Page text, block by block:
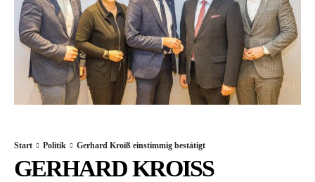
Start Politik Gerhard Kroiß einstimmig bestätigt
GERHARD KROISS E